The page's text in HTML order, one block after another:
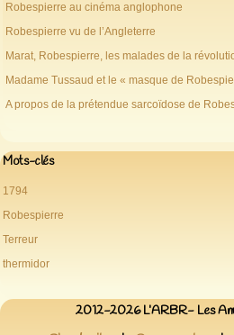
Robespierre au cinéma anglophone
Robespierre vu de l’Angleterre
Marat, Robespierre, les malades de la
Madame Tussaud et le « masque de
A propos de la prétendue sarcoïdose de
Mots-clés
1794
Robespierre
Terreur
thermidor
2012-2026 L’ARBR- Les